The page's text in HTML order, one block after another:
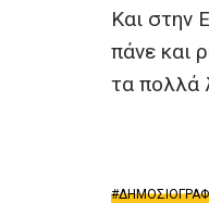
Και στην
πάνε και
τα πολλά